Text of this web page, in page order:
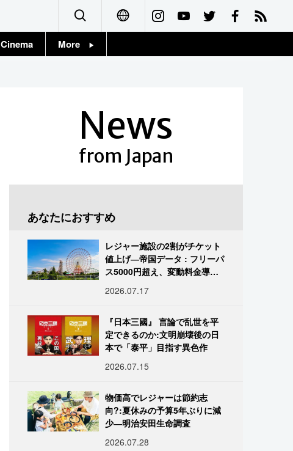
Français
Cinema More
News
from Japan
あなたにおすすめ
レジャー施設の2割がチケット
値上げ―帝国データ : フリーパ
ス5000円超え、変動料金導入
2026.07.17
『日本三國』 言論で乱世を平
定できるのか:文明崩壊後の日
本で「泰平」目指す異色作
2026.07.15
物価高でレジャーは節約志
向?:夏休みの予算5年ぶりに減
少―明治安田生命調査
2026.07.28